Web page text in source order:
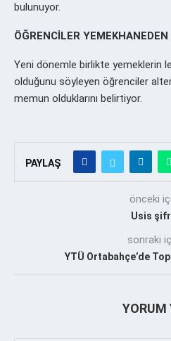
bulunuyor.
ÖĞRENCİLER
Yeni dönemle birlikte yemeklerin
olduğunu söyleyen öğrenciler
memun olduklarını belirtiyor.
PAYLAŞ
önceki
Usis
sonraki
YTÜ Ortabahçe’de
YORUM